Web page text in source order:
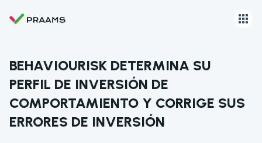
BEHAVIOURISK DETERMINA SU
PERFIL DE INVERSIÓN DE
COMPORTAMIENTO Y CORRIGE SUS
ERRORES DE INVERSIÓN